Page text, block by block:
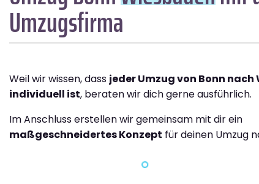
Umzugsfirma
Weil wir wissen, dass jeder Umzug von Bonn nach
individuell ist, beraten wir dich gerne ausführlich.
Im Anschluss erstellen wir gemeinsam mit dir ein
maßgeschneidertes Konzept für deinen Umzug